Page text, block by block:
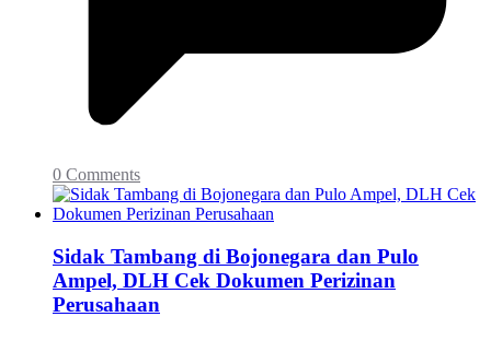
0 Comments
Sidak Tambang di Bojonegara dan Pulo
Ampel, DLH Cek Dokumen Perizinan
Perusahaan